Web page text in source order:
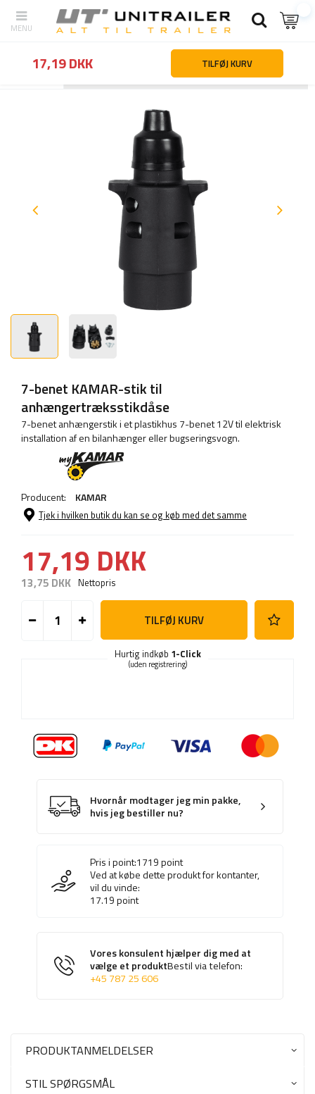
Belysning og el-udstyr Stik | stikdåse |
7-benet KAMAR-stik til
anhængertræksstikdåse
7-benet anhængerstik i et plastikhus 7-benet 12V til elektrisk
installation af en bilanhænger eller bugseringsvogn.
Producent: KAMAR
Tjek i hvilken butik du kan se og køb med det samme
17,19 DKK
13,75 DKK Nettopris
TILFØJ KURV
Hurtig indkøb 1-Click
(uden registrering)
Hvornår modtager jeg min pakke,
hvis jeg bestiller nu?
Pris i point:1719point
Ved at købe dette produkt for kontanter,
vil du vinde:
17.19point
Vores konsulent hjælper dig med at
vælge et produktBestil via telefon:
+45 787 25 606
17,19 DKK TILFØJ KURV
PRODUKTANMELDELSER
STIL SPØRGSMÅL